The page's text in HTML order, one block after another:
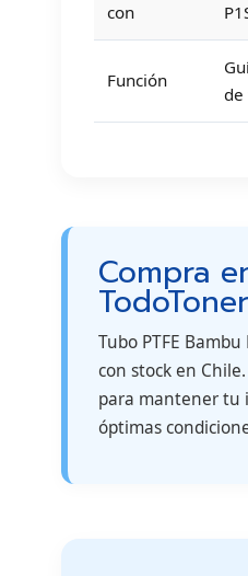
con
Función
de
Compra
Tubo PTFE
con stock en
para mantener tu
óptimas